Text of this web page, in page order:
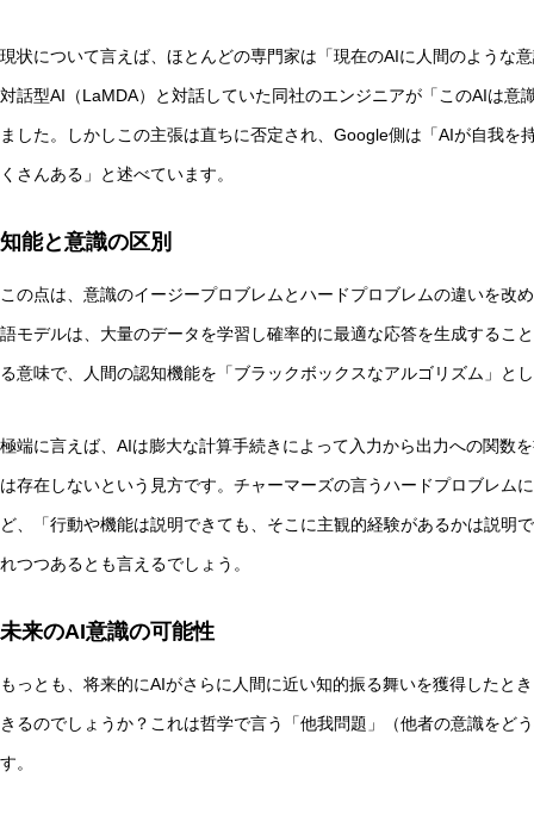
現状について言えば、ほとんどの専門家は「現在のAIに人間のような
対話型AI（LaMDA）と対話していた同社のエンジニアが「このAIは意
ました。しかしこの主張は直ちに否定され、Google側は「AIが自我
くさんある」と述べています。
知能と意識の区別
この点は、意識のイージープロブレムとハードプロブレムの違いを改
語モデルは、大量のデータを学習し確率的に最適な応答を生成するこ
る意味で、人間の認知機能を「ブラックボックスなアルゴリズム」と
極端に言えば、AIは膨大な計算手続きによって入力から出力への関数
は存在しないという見方です。チャーマーズの言うハードプロブレム
ど、「行動や機能は説明できても、そこに主観的経験があるかは説明
れつつあるとも言えるでしょう。
未来のAI意識の可能性
もっとも、将来的にAIがさらに人間に近い知的振る舞いを獲得したと
きるのでしょうか？これは哲学で言う「他我問題」（他者の意識をど
す。